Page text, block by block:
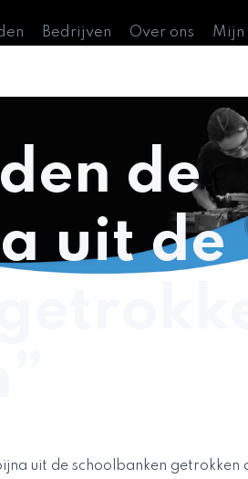
Bedrijven Over ons Mijn
de
uit de
uit de schoolbanken getrokken